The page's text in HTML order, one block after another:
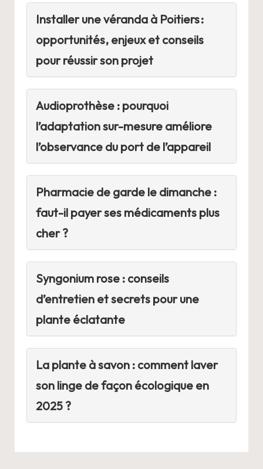
Installer une véranda à Poitiers :
opportunités, enjeux et conseils
pour réussir son projet
Audioprothèse : pourquoi
l’adaptation sur-mesure améliore
l’observance du port de l’appareil
Pharmacie de garde le dimanche :
faut-il payer ses médicaments plus
cher ?
Syngonium rose : conseils
d’entretien et secrets pour une
plante éclatante
La plante à savon : comment laver
son linge de façon écologique en
2025 ?